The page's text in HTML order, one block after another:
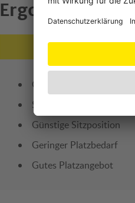
Ergonomie
Stärken
Gute Beinauflage
Sehr gute Polsterung
Günstige Sitzposition
Geringer Platzbedarf
Gutes Platzangebot